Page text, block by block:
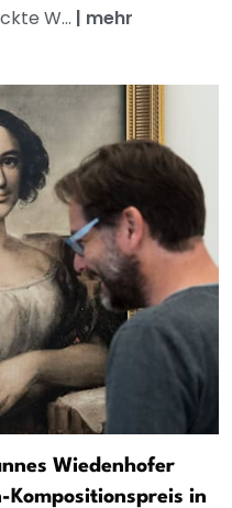
W... | mehr
Wiedenhofer
Kompositionspreis in